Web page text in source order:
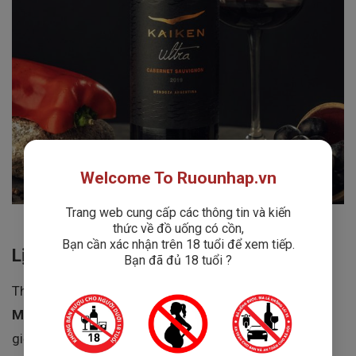
Lịch sử thương hiệu Kaiken
Thương hiệuKaiken được thành lập bởi
Aurelio
Montes
, một bậc thầy về làm rượu vang nổi tiếng thế
giới từ Chile. Tên thương hiệu được lấy cảm hứng từ
Welcome To Ruounhap.vn
Trang web cung cấp các thông tin và kiến
thức về đồ uống có cồn,
Bạn cần xác nhận trên 18 tuổi để xem tiếp.
Bạn đã đủ 18 tuổi ?